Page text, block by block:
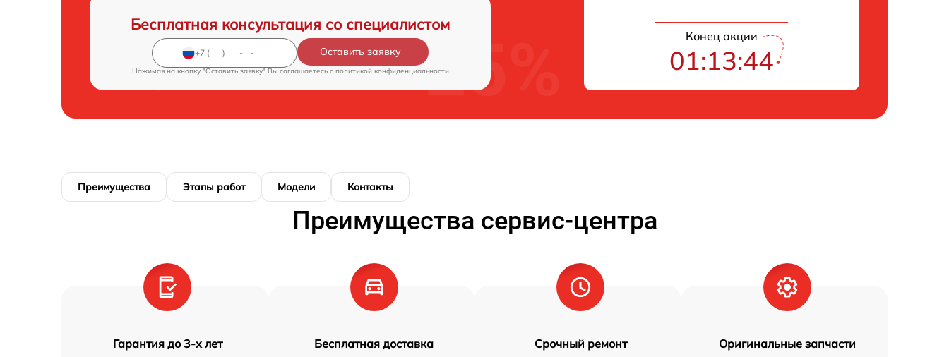
Бесплатная консультация со специалистом
Оставить заявку
Нажимая на кнопку "Оставить заявку" Вы соглашаетесь c политикой конфиденциальности
Конец акции
01:13:42
Преимущества Этапы работ Модели Контакты
Преимущества сервис-центра
Гарантия до 3-х лет Бесплатная доставка Срочный ремонт Оригинальные запчасти